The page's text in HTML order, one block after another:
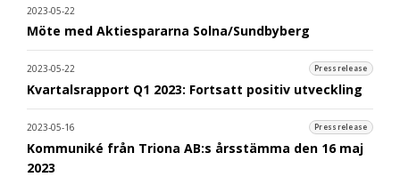
2023-05-22
Möte med Aktiespararna Solna/Sundbyberg
2023-05-22 Pressrelease
Kvartalsrapport Q1 2023: Fortsatt positiv utveckling
2023-05-16 Pressrelease
Kommuniké från Triona AB:s årsstämma den 16 maj
2023